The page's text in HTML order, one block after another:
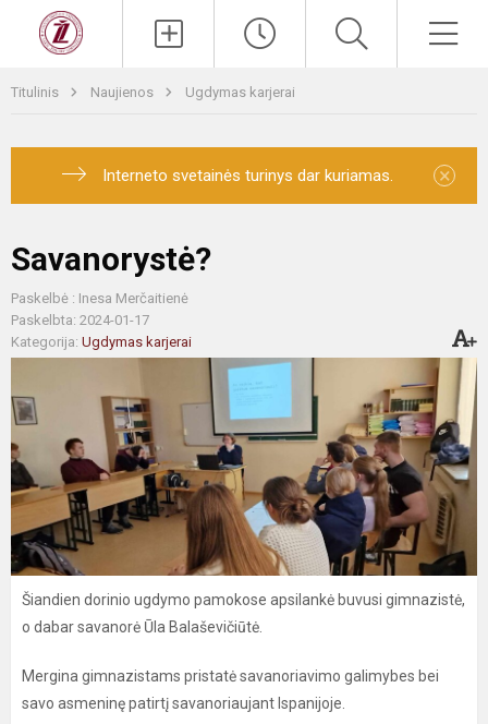
Titulinis Naujienos Ugdymas karjerai
Interneto svetainės turinys dar kuriamas. ×
Savanorystė?
Paskelbė : Inesa Merčaitienė
Paskelbta: 2024-01-17
Kategorija: Ugdymas karjerai
Šiandien dorinio ugdymo pamokose apsilankė buvusi gimnazistė,
o dabar savanorė Ūla Balaševičiūtė.
Mergina gimnazistams pristatė savanoriavimo galimybes bei
savo asmeninę patirtį savanoriaujant Ispanijoje.